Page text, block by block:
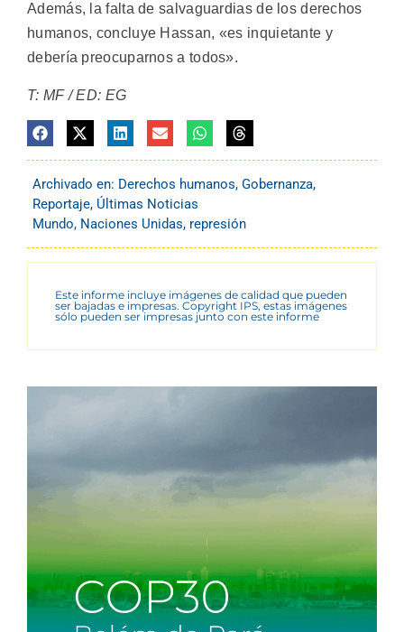
Además, la falta de salvaguardias de los derechos
humanos, concluye Hassan, «es inquietante y
debería preocuparnos a todos».
T: MF / ED: EG
Archivado en: Derechos humanos, Gobernanza,
Reportaje, Últimas Noticias
Mundo, Naciones Unidas, represión
Este informe incluye imágenes de calidad que pueden
ser bajadas e impresas. Copyright IPS, estas imágenes
sólo pueden ser impresas junto con este informe